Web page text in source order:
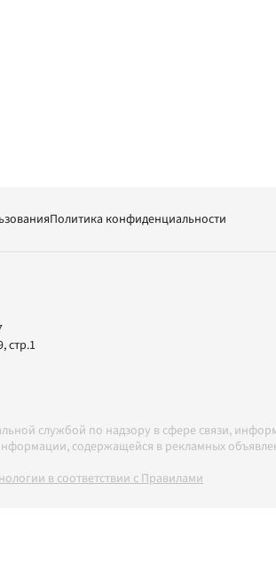
Политика конфиденциальности
стр.1
службой по надзору в сфере связи,
содержащейся в рекламных
в соответствии с Правилами